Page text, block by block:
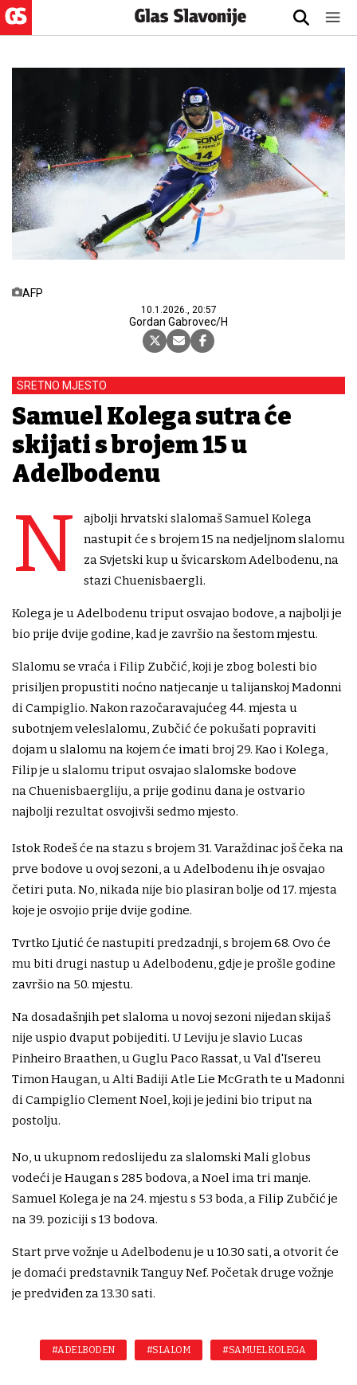
AFP
10.1.2026., 20:57
Gordan Gabrovec/H
SRETNO MJESTO
Samuel Kolega sutra će
skijati s brojem 15 u
Adelbodenu
N
ajbolji hrvatski slalomaš Samuel Kolega
nastupit će s brojem 15 na nedjeljnom slalomu
za Svjetski kup u švicarskom Adelbodenu, na
stazi Chuenisbaergli.
Kolega je u Adelbodenu triput osvajao bodove, a najbolji je
bio prije dvije godine, kad je završio na šestom mjestu.
Slalomu se vraća i Filip Zubčić, koji je zbog bolesti bio
prisiljen propustiti noćno natjecanje u talijanskoj Madonni
di Campiglio. Nakon razočaravajućeg 44. mjesta u
subotnjem veleslalomu, Zubčić će pokušati popraviti
dojam u slalomu na kojem će imati broj 29. Kao i Kolega,
Filip je u slalomu triput osvajao slalomske bodove
na Chuenisbaergliju, a prije godinu dana je ostvario
najbolji rezultat osvojivši sedmo mjesto.
Istok Rodeš će na stazu s brojem 31. Varaždinac još čeka na
prve bodove u ovoj sezoni, a u Adelbodenu ih je osvajao
četiri puta. No, nikada nije bio plasiran bolje od 17. mjesta
koje je osvojio prije dvije godine.
Tvrtko Ljutić će nastupiti predzadnji, s brojem 68. Ovo će
mu biti drugi nastup u Adelbodenu, gdje je prošle godine
završio na 50. mjestu.
Na dosadašnjih pet slaloma u novoj sezoni nijedan skijaš
nije uspio dvaput pobijediti. U Leviju je slavio Lucas
Pinheiro Braathen, u Guglu Paco Rassat, u Val d'Isereu
Timon Haugan, u Alti Badiji Atle Lie McGrath te u Madonni
di Campiglio Clement Noel, koji je jedini bio triput na
postolju.
No, u ukupnom redoslijedu za slalomski Mali globus
vodeći je Haugan s 285 bodova, a Noel ima tri manje.
Samuel Kolega je na 24. mjestu s 53 boda, a Filip Zubčić je
na 39. poziciji s 13 bodova.
Start prve vožnje u Adelbodenu je u 10.30 sati, a otvorit će
je domaći predstavnik Tanguy Nef. Početak druge vožnje
je predviđen za 13.30 sati.
#ADELBODEN #SLALOM #SAMUEL KOLEGA